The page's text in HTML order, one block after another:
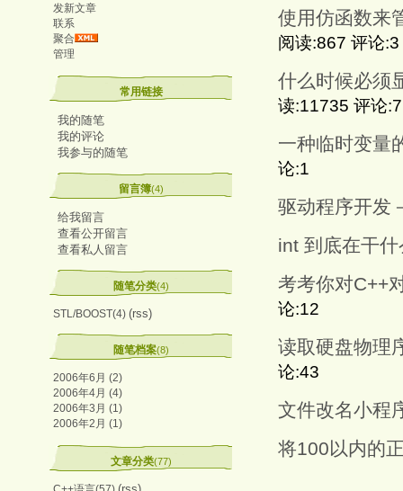
发新文章
联系
聚合
管理
常用链接
我的随笔
我的评论
我参与的随笔
留言簿(4)
给我留言
查看公开留言
查看私人留言
随笔分类(4)
STL/BOOST(4) (rss)
随笔档案(8)
2006年6月 (2)
2006年4月 (4)
2006年3月 (1)
2006年2月 (1)
文章分类(77)
使用仿函数来
阅读:867 评论:3
什么时候必须
读:11735 评论:7
一种临时变量
论:1
驱动程序开发
int 到底在干什
考考你对C++
论:12
读取硬盘物理
论:43
文件改名小程
将100以内的